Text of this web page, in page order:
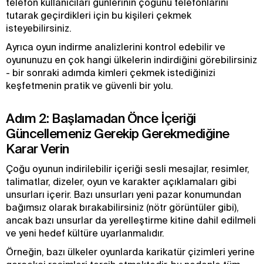
telefon kullanıcıları günlerinin çoğunu telefonlarını
tutarak geçirdikleri için bu kişileri çekmek
isteyebilirsiniz.
Ayrıca oyun indirme analizlerini kontrol edebilir ve
oyununuzu en çok hangi ülkelerin indirdiğini görebilirsiniz
- bir sonraki adımda kimleri çekmek istediğinizi
keşfetmenin pratik ve güvenli bir yolu.
Adım 2: Başlamadan Önce İçeriği
Güncellemeniz Gerekip Gerekmediğine
Karar Verin
Çoğu oyunun indirilebilir içeriği sesli mesajlar, resimler,
talimatlar, dizeler, oyun ve karakter açıklamaları gibi
unsurları içerir. Bazı unsurları yeni pazar konumundan
bağımsız olarak bırakabilirsiniz (nötr görüntüler gibi),
ancak bazı unsurlar da yerelleştirme kitine dahil edilmeli
ve yeni hedef kültüre uyarlanmalıdır.
Örneğin, bazı ülkeler oyunlarda karikatür çizimleri yerine